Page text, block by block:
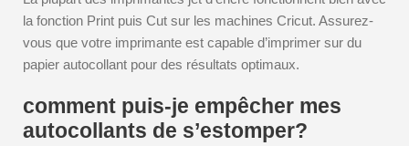
la fonction Print puis Cut sur les machines Cricut. Assurez-
vous que votre imprimante est capable d’imprimer sur du
papier autocollant pour des résultats optimaux.
comment puis-je empêcher mes
autocollants de s’estomper?